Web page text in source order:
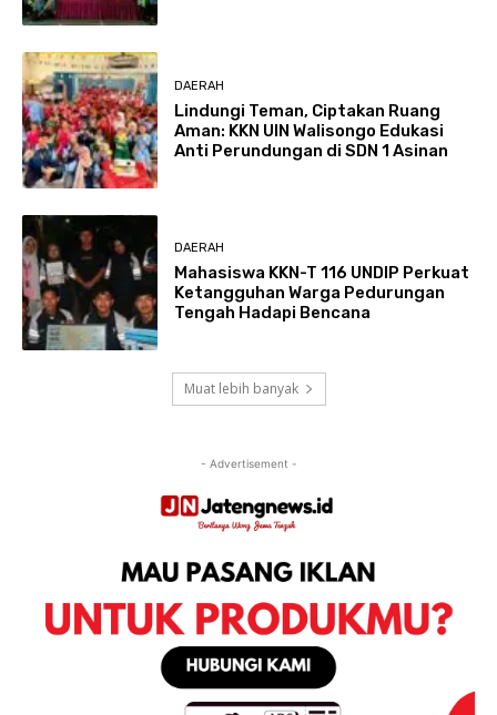
DAERAH
Lindungi Teman, Ciptakan Ruang
Aman: KKN UIN Walisongo Edukasi
Anti Perundungan di SDN 1 Asinan
DAERAH
Mahasiswa KKN-T 116 UNDIP Perkuat
Ketangguhan Warga Pedurungan
Tengah Hadapi Bencana
Muat lebih banyak
- Advertisement -